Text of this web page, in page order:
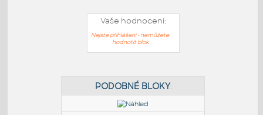
Vaše hodnocení:
Nejste přihlášeni - nemůžete
hodnotit blok